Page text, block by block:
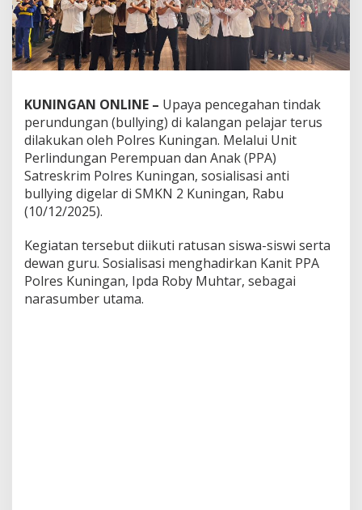
KUNINGAN ONLINE – Upaya pencegahan tindak
perundungan (bullying) di kalangan pelajar terus
dilakukan oleh Polres Kuningan. Melalui Unit
Perlindungan Perempuan dan Anak (PPA)
Satreskrim Polres Kuningan, sosialisasi anti
bullying digelar di SMKN 2 Kuningan, Rabu
(10/12/2025).
Kegiatan tersebut diikuti ratusan siswa-siswi serta
dewan guru. Sosialisasi menghadirkan Kanit PPA
Polres Kuningan, Ipda Roby Muhtar, sebagai
narasumber utama.